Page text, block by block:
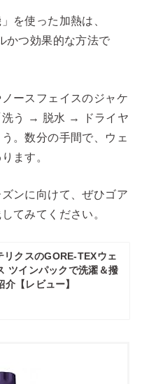
を使った加熱は、
かつ効果的な方法で
ースフェイスのジャケ
洗う → 脱水 → ドライヤ
。数分の手間で、ウェ
ます。
ンに向けて、ぜひゴア
てみてください。
リクスのGORE-TEXウェ
ツインパックで洗濯＆撥
【レビュー】